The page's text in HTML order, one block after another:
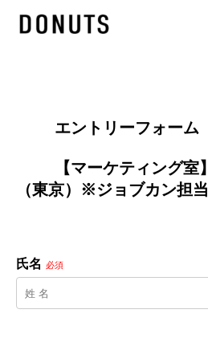
        エントリーフォーム
（東京）※ジョブカン担当
氏名 必須